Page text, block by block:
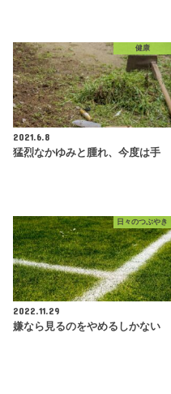
健康
2021.6.8
猛烈なかゆみと腫れ、今度は手
日々のつぶやき
2022.11.29
嫌なら見るのをやめるしかない